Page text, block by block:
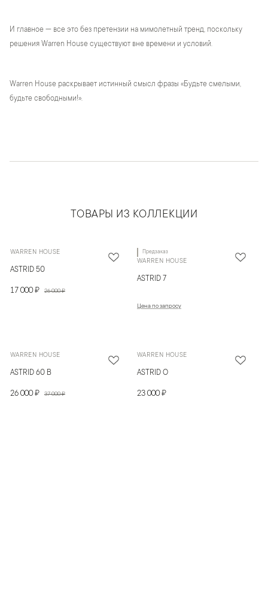
И главное — все это без претензии на мимолетный тренд, поскольку
решения Warren House существуют вне времени и условий.
Warren House раскрывает истинный смысл фразы «Будьте смелыми,
будьте свободными!».
ТОВАРЫ ИЗ КОЛЛЕКЦИИ
WARREN HOUSE
ASTRID 50
17 000 ₽ 26 000 ₽
Предзаказ
WARREN HOUSE
ASTRID 7
Цена по запросу
WARREN HOUSE
ASTRID 60 В
26 000 ₽ 37 000 ₽
WARREN HOUSE
ASTRID O
23 000 ₽